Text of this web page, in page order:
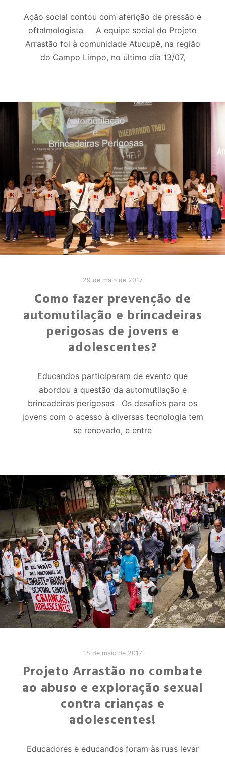
Ação social contou com aferição de pressão e
oftalmologista A equipe social do Projeto
Arrastão foi à comunidade Atucupê, na região
do Campo Limpo, no último dia 13/07,
29 de maio de 2017
Como fazer prevenção de
automutilação e brincadeiras
perigosas de jovens e
adolescentes?
Educandos participaram de evento que
abordou a questão da automutilação e
brincadeiras perigosas Os desafios para os
jovens com o acesso à diversas tecnologia tem
se renovado, e entre
18 de maio de 2017
Projeto Arrastão no combate
ao abuso e exploração sexual
contra crianças e
adolescentes!
Educadores e educandos foram às ruas levar